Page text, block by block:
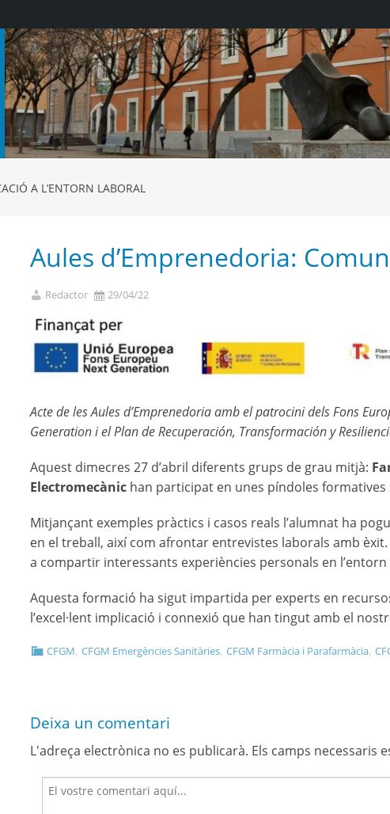
A L’ENTORN LABORAL
Aules d’Emprenedoria:
Redactor 29/04/22
Acte de les Aules d’Emprenedoria amb el patrocini dels Fons
Generation i el Plan de Recuperación, Transformación y
Aquest dimecres 27 d’abril diferents grups de grau mitjà:
Electromecànic han participat en unes píndoles formatives
Mitjançant exemples pràctics i casos reals l’alumnat ha
en el treball, així com afrontar entrevistes laborals amb
a compartir interessants experiències personals en l’entorn
Aquesta formació ha sigut impartida per experts en
l’excel·lent implicació i connexió que han tingut amb el
CFGM,CFGM Emergències Sanitàries,CFGM Farmàcia i Parafarmàcia,
Deixa un comentari
L'adreça electrònica no es publicarà. Els camps necessaris